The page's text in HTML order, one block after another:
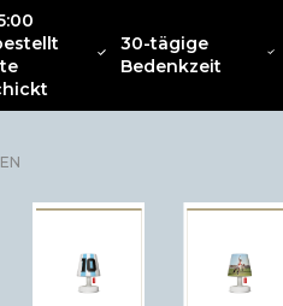
30-tägige
Bedenkzeit
BEKLEIDUNG INTERIOR